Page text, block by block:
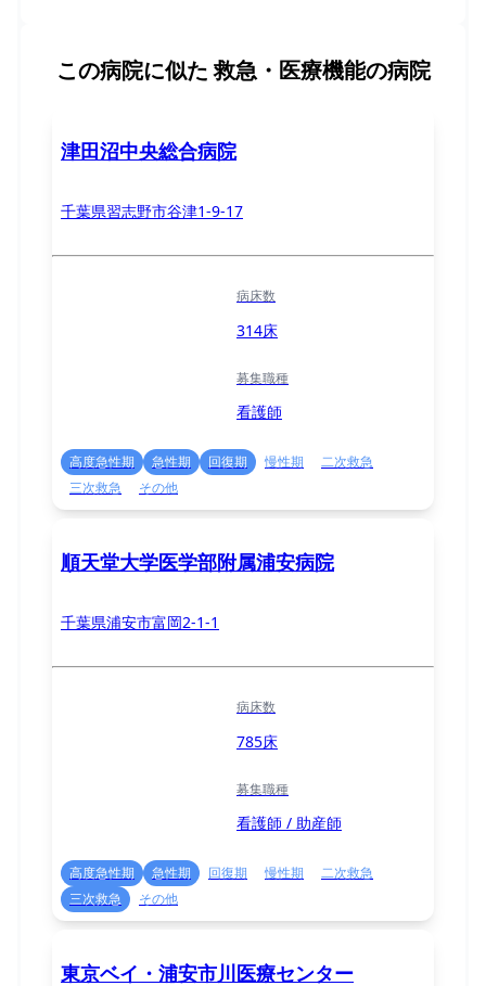
この病院に似た 救急・医療機能の病院
津田沼中央総合病院
千葉県習志野市谷津1-9-17
病床数
314床
募集職種
看護師
高度急性期 急性期 回復期 慢性期
二次救急
三次救急
その他
順天堂大学医学部附属浦安病院
千葉県浦安市富岡2-1-1
病床数
785床
募集職種
看護師 / 助産師
高度急性期 急性期 回復期 慢性期
二次救急
三次救急
その他
東京ベイ・浦安市川医療センター